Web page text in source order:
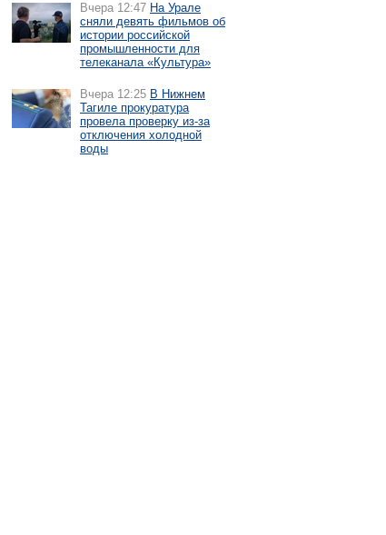
Вчера 12:47 На Урале
сняли девять фильмов об
истории российской
промышленности для
телеканала «Культура»
Вчера 12:25 В Нижнем
Тагиле прокуратура
провела проверку из-за
отключения холодной
воды